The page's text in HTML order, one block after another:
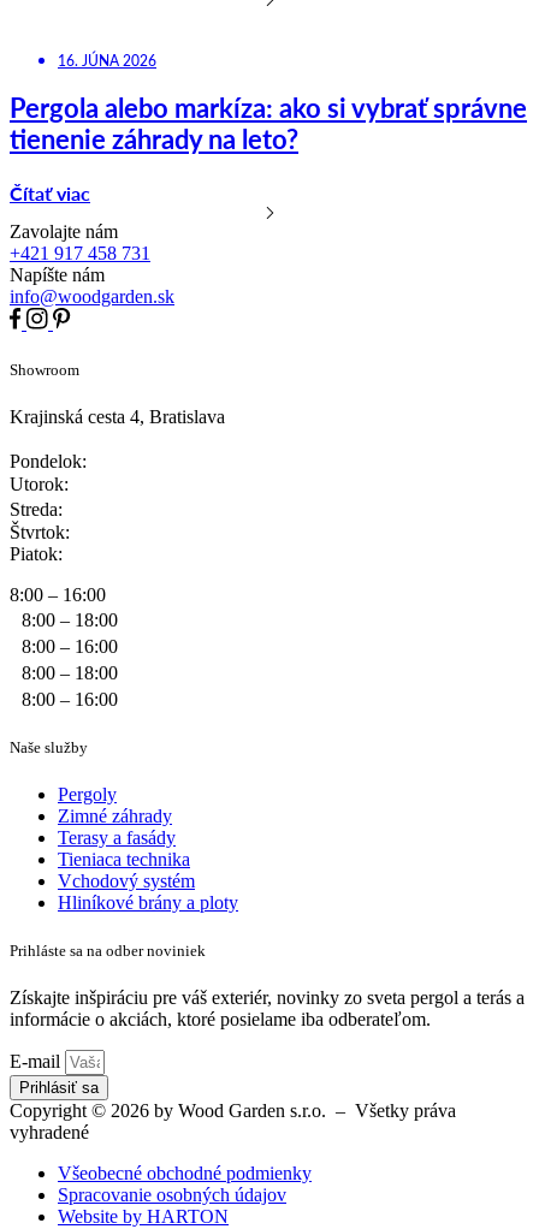
16. JÚNA 2026
Pergola alebo markíza: ako si vybrať správne
tienenie záhrady na leto?
Čítať viac
Zavolajte nám
+421 917 458 731
Napíšte nám
info@woodgarden.sk
Showroom
Krajinská cesta 4, Bratislava
Pondelok:
Utorok:
Streda:
Štvrtok:
Piatok:
8:00 – 16:00
8:00 – 18:00
8:00 – 16:00
8:00 – 18:00
8:00 – 16:00
Naše služby
Pergoly
Zimné záhrady
Terasy a fasády
Tieniaca technika
Vchodový systém
Hliníkové brány a ploty
Prihláste sa na odber noviniek
Získajte inšpiráciu pre váš exteriér, novinky zo sveta pergol a terás a
informácie o akciách, ktoré posielame iba odberateľom.
E-mail
Prihlásiť sa
Copyright © 2026 by Wood Garden s.r.o. – Všetky práva
vyhradené
Všeobecné obchodné podmienky
Spracovanie osobných údajov
Website by HARTON